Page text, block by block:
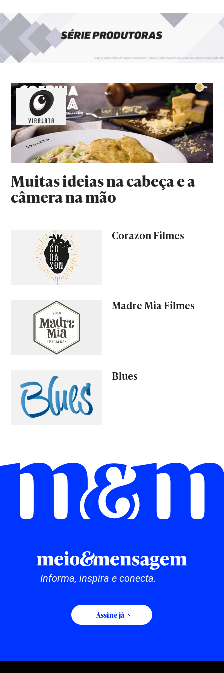
Muitas ideias na cabeça e a
câmera na mão
Corazon Filmes
Madre Mia Filmes
Blues
Informa, inspira e conecta.
Assine já